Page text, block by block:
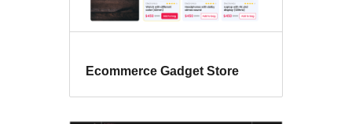
Ecommerce Gadget Store